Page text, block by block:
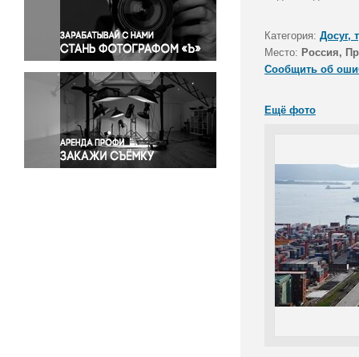
Правосудие
Происшествия и конфликты
Религия
Светская жизнь
Спорт
Экология
Экономика и бизнес
Категория: Досуг,
Место: Россия,
Сообщить об
Ещё фото